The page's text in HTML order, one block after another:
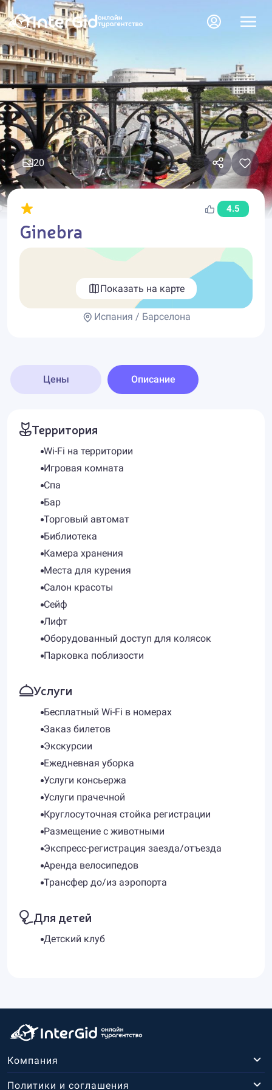
20
4.5
Ginebra
Показать на карте
Испания / Барселона
Цены Описание
Территория
Wi-Fi на территории
Игровая комната
Спа
Бар
Торговый автомат
Библиотека
Камера хранения
Места для курения
Салон красоты
Сейф
Лифт
Оборудованный доступ для колясок
Парковка поблизости
Услуги
Бесплатный Wi-Fi в номерах
Заказ билетов
Экскурсии
Ежедневная уборка
Услуги консьержа
Услуги прачечной
Круглосуточная стойка регистрации
Размещение с животными
Экспресс-регистрация заезда/отъезда
Аренда велосипедов
Трансфер до/из аэропорта
Для детей
Детский клуб
Компания
Политики и соглашения